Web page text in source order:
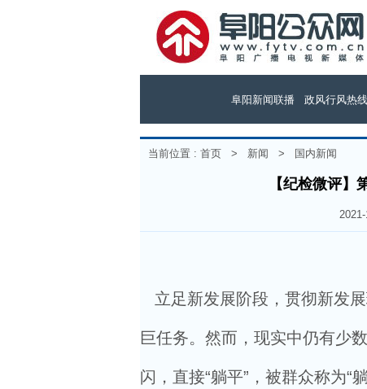
阜阳新闻联播 政风行风热线
当前位置 : 首页 > 新闻 > 国内新闻
【纪检微评】
立足新发展阶段，贯彻新发
巨任务。然而，现实中仍有少
闪，直接“躺平”，被群众称为“